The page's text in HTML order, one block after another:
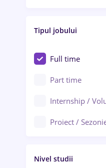
Arad
Baia Mare
Bârlad
Bistrița (Bistrița-
Asigurări
Au pair /
Audit /
Auto /
Automatizări
Cercetare -
Tipul jobului
Full time
Part time
Internship /
Proiect /
Nivel studii